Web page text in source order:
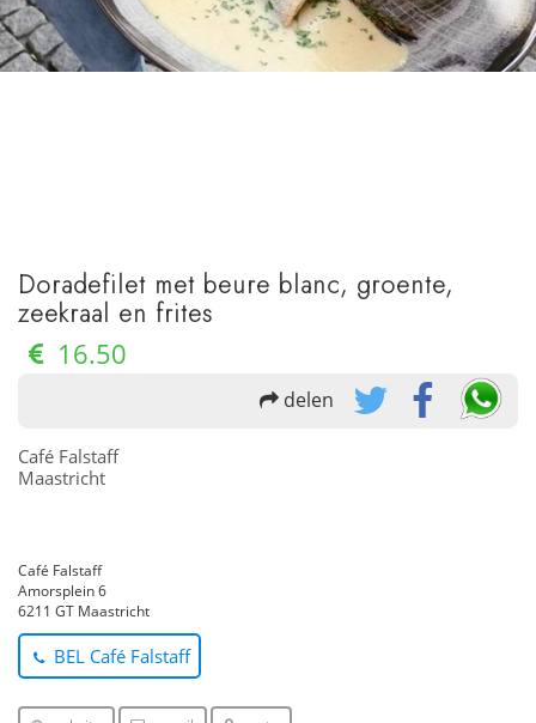
Doradefilet met beure blanc, groente,
zeekraal en frites
16.50
delen
Café Falstaff
Maastricht
Café Falstaff
Amorsplein 6
6211 GT Maastricht
BEL Café Falstaff